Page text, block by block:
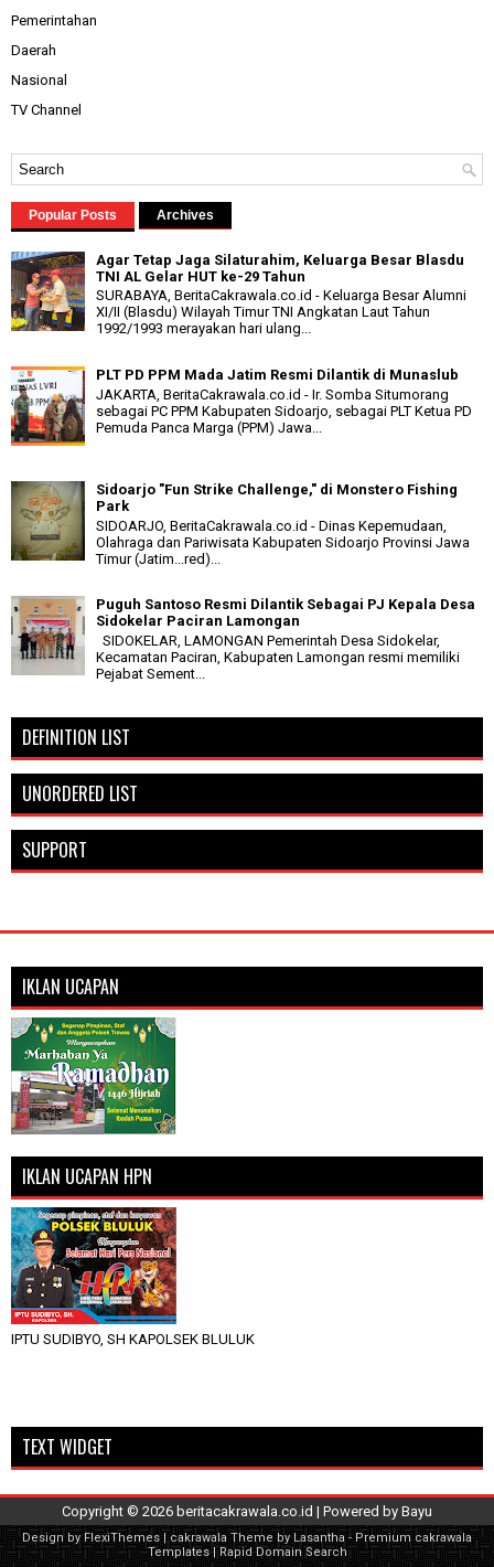
Pemerintahan
Daerah
Nasional
TV Channel
Popular Posts Archives
Agar Tetap Jaga Silaturahim, Keluarga Besar Blasdu
TNI AL Gelar HUT ke-29 Tahun
SURABAYA, BeritaCakrawala.co.id - Keluarga Besar Alumni
XI/II (Blasdu) Wilayah Timur TNI Angkatan Laut Tahun
1992/1993 merayakan hari ulang...
PLT PD PPM Mada Jatim Resmi Dilantik di Munaslub
JAKARTA, BeritaCakrawala.co.id - Ir. Somba Situmorang
sebagai PC PPM Kabupaten Sidoarjo, sebagai PLT Ketua PD
Pemuda Panca Marga (PPM) Jawa...
Sidoarjo "Fun Strike Challenge," di Monstero Fishing
Park
SIDOARJO, BeritaCakrawala.co.id - Dinas Kepemudaan,
Olahraga dan Pariwisata Kabupaten Sidoarjo Provinsi Jawa
Timur (Jatim...red)...
Puguh Santoso Resmi Dilantik Sebagai PJ Kepala Desa
Sidokelar Paciran Lamongan
SIDOKELAR, LAMONGAN Pemerintah Desa Sidokelar,
Kecamatan Paciran, Kabupaten Lamongan resmi memiliki
Pejabat Sement...
DEFINITION LIST
UNORDERED LIST
SUPPORT
IKLAN UCAPAN
IKLAN UCAPAN HPN
IPTU SUDIBYO, SH KAPOLSEK BLULUK
TEXT WIDGET
Copyright © 2026 beritacakrawala.co.id | Powered by Bayu
Design by FlexiThemes| cakrawala Theme byLasantha -Premium cakrawala
Templates| Rapid Domain Search